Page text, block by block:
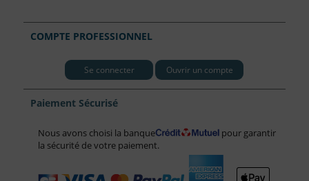
COMPTE PROFESSIONNEL
Se connecter Ouvrir un compte
Paiement Sécurisé
Nous avons choisi la banque
pour garantir
la sécurité de votre paiement.